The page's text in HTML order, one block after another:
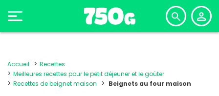
Accueil
Recettes
Meilleures recettes pour le petit déjeuner et le goûter
Recettes de beignet maison
Beignets au four maison